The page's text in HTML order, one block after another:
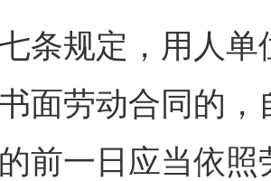
规定，用人单
面劳动合同的
前一日应当依